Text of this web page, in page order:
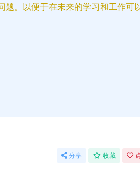
。以便于在未来的学习和工作可
分享 收藏